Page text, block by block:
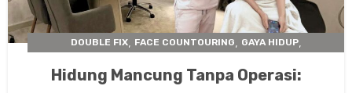
DOUBLE FIX, FACE COUNTOURING, GAYA HIDUP,
Hidung Mancung Tanpa Operasi: